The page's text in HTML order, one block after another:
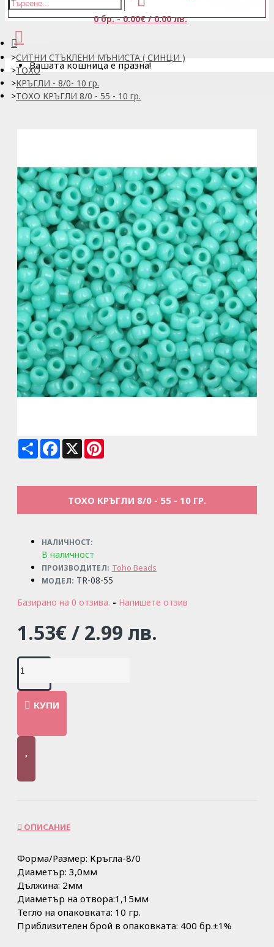
0 бр. - 0.00€ / 0.00 лв.
Вашата кошница е празна!
СИТНИ СТЪКЛЕНИ МЪНИСТА ( СИНЦИ )
ТОХО
КРЪГЛИ - 8/0- 10 гр.
ТОХО КРЪГЛИ 8/0 - 55 - 10 гр.
Share Facebook
X
ТОХО КРЪГЛИ 8/0 - 55 - 10 ГР.
НАЛИЧНОСТ:
В наличност
ПРОИЗВОДИТЕЛ: Toho Beads
МОДЕЛ: TR-08-55
Базирано на 0 отзива. - Напишете отзив
1.53€ / 2.99 лв.
КУПИ
ОПИСАНИЕ
Форма/Размер: Кръгла-8/0
Диаметър: 3,0мм
Дължина: 2мм
Диаметър на отвора:1,15мм
Тегло на опаковката: 10 гр.
Приблизителен брой в опаковката: 400 бр.±1%